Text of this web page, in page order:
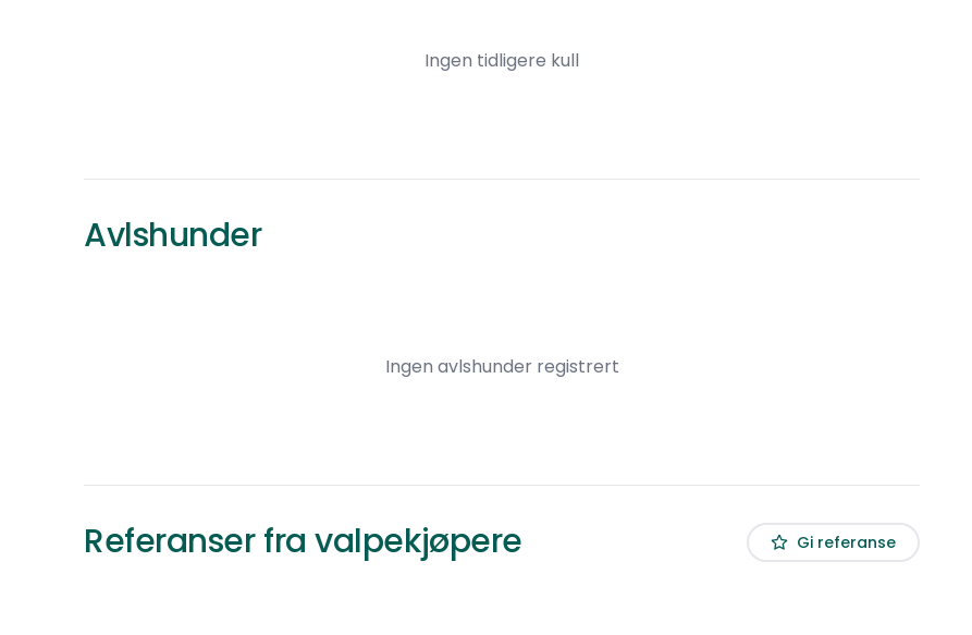
Ingen tidligere kull
Avlshunder
Ingen avlshunder registrert
Referanser fra valpekjøpere Gi referanse